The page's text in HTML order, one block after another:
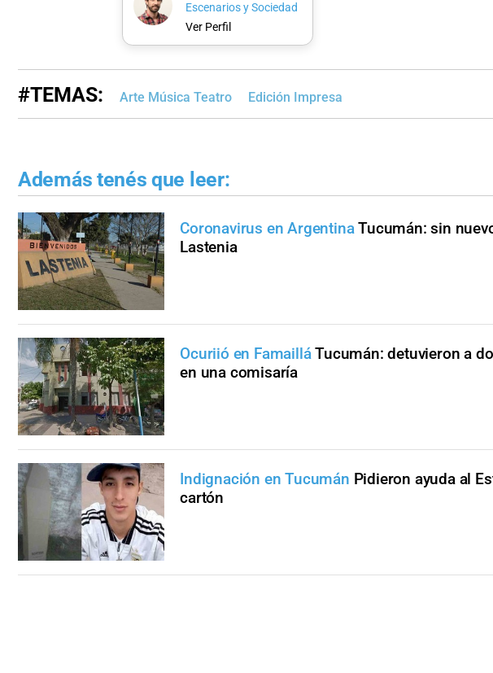
Escenarios y Sociedad
Ver Perfil
#TEMAS: Arte Música Teatro Edición Impresa
Además tenés que leer:
Coronavirus en Argentina Tucumán: sin
Lastenia
Ocuriió en Famaillá Tucumán: detuvieron a
en una comisaría
Indignación en Tucumán Pidieron ayuda al
cartón